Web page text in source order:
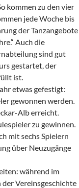
kommen zu den vier
jede Woche bis
der Tanzangebote
Auch die
sind gut
gestartet, der
ist.
etwas gefestigt:
gewonnen werden.
Alb erreicht.
zu gewinnen.
mit sechs Spielern
über Neuzugänge
während im
Vereinsgeschichte